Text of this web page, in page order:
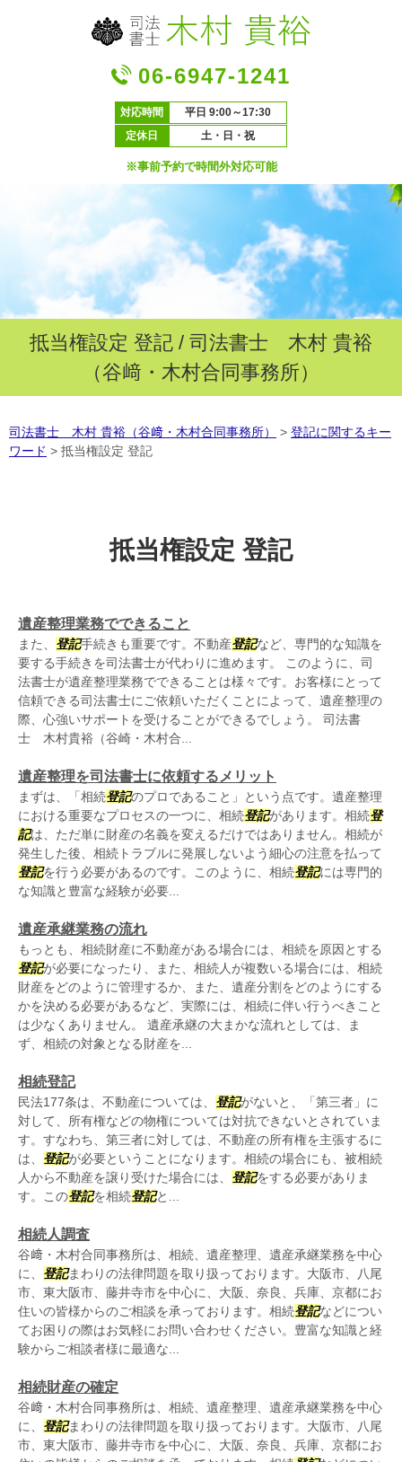
06-6947-1241
対応時間
平日 9:00～17:30
定休日
土・日・祝
※事前予約で時間外対応可能
抵当権設定 登記 / 司法書士 木村 貴裕
（谷﨑・木村合同事務所）
司法書士 木村 貴裕（谷﨑・木村合同事務所） > 登記に関するキー
ワード > 抵当権設定 登記
抵当権設定 登記
遺産整理業務でできること
また、 登記手続きも重要です。不動産登記など、専門的な知識を
要する手続きを司法書士が代わりに進めます。 このように、司
法書士が遺産整理業務でできることは様々です。お客様にとって
信頼できる司法書士にご依頼いただくことによって、遺産整理の
際、心強いサポートを受けることができるでしょう。 司法書
士 木村貴裕（谷崎・木村合...
遺産整理を司法書士に依頼するメリット
まずは、「相続登記のプロであること」という点です。遺産整理
における重要なプロセスの一つに、相続登記があります。相続登
記は、ただ単に財産の名義を変えるだけではありません。相続が
発生した後、相続トラブルに発展しないよう細心の注意を払って
登記を行う必要があるのです。このように、相続登記には専門的
な知識と豊富な経験が必要...
遺産承継業務の流れ
もっとも、相続財産に不動産がある場合には、相続を原因とする
登記が必要になったり、また、相続人が複数いる場合には、相続
財産をどのように管理するか、また、遺産分割をどのようにする
かを決める必要があるなど、実際には、相続に伴い行うべきこと
は少なくありません。 遺産承継の大まかな流れとしては、ま
ず、相続の対象となる財産を...
相続登記
民法177条は、不動産については、 登記がないと、「第三者」に
対して、所有権などの物権については対抗できないとされていま
す。すなわち、第三者に対しては、不動産の所有権を主張するに
は、 登記が必要ということになります。相続の場合にも、被相続
人から不動産を譲り受けた場合には、 登記をする必要がありま
す。この登記を相続登記と...
相続人調査
谷﨑・木村合同事務所は、相続、遺産整理、遺産承継業務を中心
に、 登記まわりの法律問題を取り扱っております。大阪市、八尾
市、東大阪市、藤井寺市を中心に、大阪、奈良、兵庫、京都にお
住いの皆様からのご相談を承っております。相続登記などについ
てお困りの際はお気軽にお問い合わせください。豊富な知識と経
験からご相談者様に最適な...
相続財産の確定
谷﨑・木村合同事務所は、相続、遺産整理、遺産承継業務を中心
に、 登記まわりの法律問題を取り扱っております。大阪市、八尾
市、東大阪市、藤井寺市を中心に、大阪、奈良、兵庫、京都にお